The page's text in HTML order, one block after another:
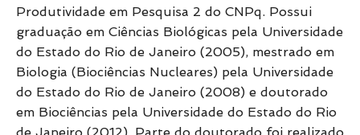
Produtividade em Pesquisa 2 do CNPq. Possui
graduação em Ciências Biológicas pela Universidade
do Estado do Rio de Janeiro (2005), mestrado em
Biologia (Biociências Nucleares) pela Universidade
do Estado do Rio de Janeiro (2008) e doutorado
em Biociências pela Universidade do Estado do Rio